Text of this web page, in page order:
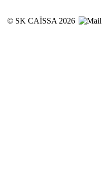
© SK CAÏSSA 2026